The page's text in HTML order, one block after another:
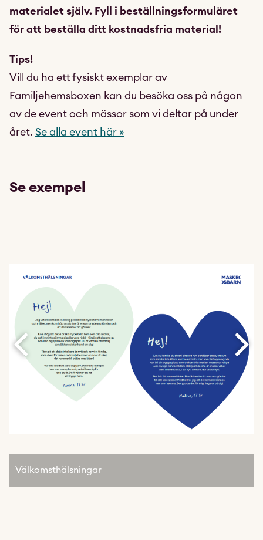
materialet själv. Fyll i beställningsformuläret
för att beställa ditt kostnadsfria material!
Tips!
Vill du ha ett fysiskt exemplar av
Familjehemsboxen kan du besöka oss på någon
av de event och mässor som vi deltar på under
året. Se alla event här »
Se exempel
Välkomsthälsningar